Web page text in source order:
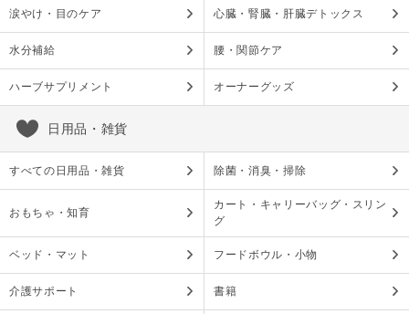
涙やけ・目のケア 心臓・腎臓・肝臓デトックス
水分補給 腰・関節ケア
ハーブサプリメント オーナーグッズ
日用品・雑貨
すべての日用品・雑貨 除菌・消臭・掃除
おもちゃ・知育
カート・キャリーバッグ・スリン
グ
ベッド・マット フードボウル・小物
介護サポート 書籍